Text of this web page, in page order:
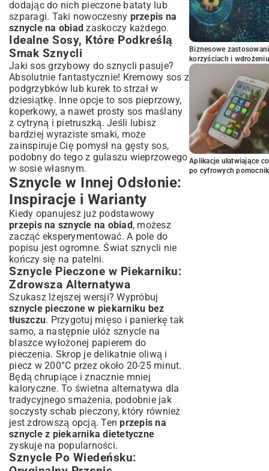
dodając do nich pieczone bataty lub
szparagi. Taki nowoczesny przepis na
sznycle na obiad zaskoczy każdego.
Idealne Sosy, Które Podkreślą
Smak Sznycli
Jaki sos grzybowy do sznycli pasuje?
Absolutnie fantastycznie! Kremowy sos z
podgrzybków lub kurek to strzał w
dziesiątkę. Inne opcje to sos pieprzowy,
koperkowy, a nawet prosty sos maślany
z cytryną i pietruszką. Jeśli lubisz
bardziej wyraziste smaki, może
zainspiruje Cię pomysł na gęsty sos,
podobny do tego z gulaszu wieprzowego
w sosie własnym.
Sznycle w Innej Odsłonie:
Inspiracje i Warianty
Kiedy opanujesz już podstawowy
przepis na sznycle na obiad, możesz
zacząć eksperymentować. A pole do
popisu jest ogromne. Świat sznycli nie
kończy się na patelni.
Sznycle Pieczone w Piekarniku:
Zdrowsza Alternatywa
Szukasz lżejszej wersji? Wypróbuj
sznycle pieczone w piekarniku bez
tłuszczu. Przygotuj mięso i panierkę tak
samo, a następnie ułóż sznycle na
blaszce wyłożonej papierem do
pieczenia. Skrop je delikatnie oliwą i
piecz w 200°C przez około 20-25 minut.
Będą chrupiące i znacznie mniej
kaloryczne. To świetna alternatywa dla
tradycyjnego smażenia, podobnie jak
soczysty schab pieczony, który również
jest zdrowszą opcją. Tenprzepis na
sznycle z piekarnika dietetyczne
zyskuje na popularności.
Sznycle Po Wiedeńsku:
Biznesowe
korzyściach i wdrożeniu
Aplikacje ułatwiające
po cyfrowych